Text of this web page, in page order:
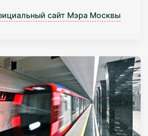
сайт Мэра Москвы